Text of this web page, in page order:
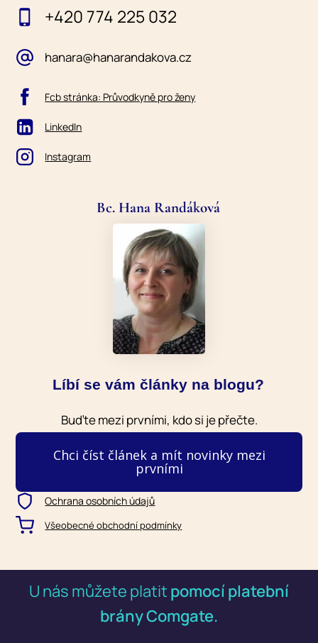
+420 774 225 032
hanara@hanarandakova.cz
Fcb stránka: Průvodkyně pro ženy
LinkedIn
Instagram
Bc. Hana Randáková
Líbí se vám články na blogu?
Buďte mezi prvními, kdo si je přečte.
Chci číst článek a mít novinky mezi
prvními
Ochrana osobních údajů
Všeobecné obchodní podmínky
U nás můžete platit pomocí platební
brány Comgate.